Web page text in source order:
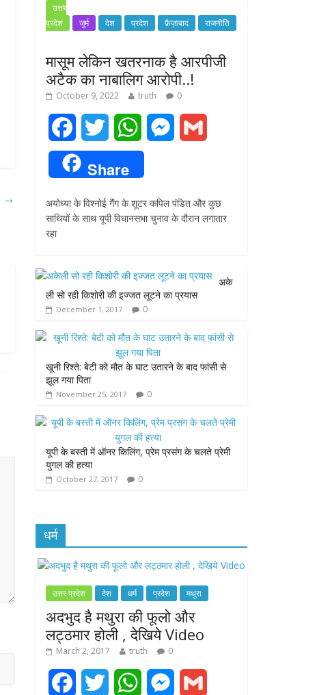
→
उत्तर
प्रदेश
जुर्म देश प्रदेश फ़ैज़ाबाद राजनीति
मासूम लेकिन खतरनाक है आरपीजी
अटैक का नाबालिग आरोपी..!
October 9, 2022 truth 0
a
c
e
o
w
i
t
r
W
h
a
t
p
M
s
g
i
Share
अयोध्या के विश्नोई गैंग के शूटर कपिल पंडित और कुछ
साथियों के साथ यूपी विधानसभा चुनाव के दौरान लगातार
रहा
अके
ली सो रही किशोरी की इज्जत लूटने का प्रयास
December 1, 2017 0
खूनी रिश्ते: बेटी को मौत के घाट उतारने के बाद फांसी से
झूल गया पिता
November 25, 2017 0
यूपी के बस्ती में ऑनर किलिंग, प्रेम प्रसंग के चलते प्रेमी
युगल की हत्या
October 27, 2017 0
धर्म
उत्तर प्रदेश देश धर्म प्रदेश मथुरा
अदभुद है मथुरा की फूलो और
लट्ठमार होली , देखिये Video
March 2, 2017 truth 0
W
M